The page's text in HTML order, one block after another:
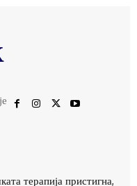
терапија пристигна,